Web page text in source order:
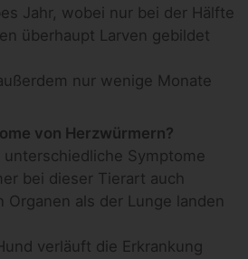
Jahr, wobei nur bei der Hälfte
überhaupt Larven gebildet
nur wenige Monate
von Herzwürmern?
unterschiedliche Symptome
bei dieser Tierart auch
Organen als der Lunge landen
verläuft die Erkrankung